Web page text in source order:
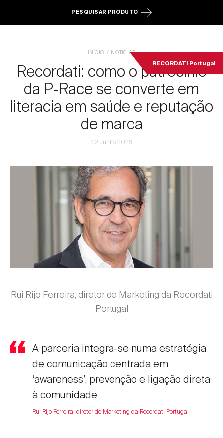
PESQUISAR PRODUTO
RECORDATI Portugal
INÍCIO NOTÍCIAS
Recordati: como o patrocínio
da P-Race se converte em
literacia em saúde e reputação
de marca
22 Junho 2026
Rui Rijo Ferreira, diretor de Marketing da Recordati
Portugal
A parceria integra-se numa estratégia
de comunicação centrada em
‘awareness’, prevenção e ligação direta
à comunidade
Rui Rijo Ferreira, diretor de Marketing da Recordati Portugal